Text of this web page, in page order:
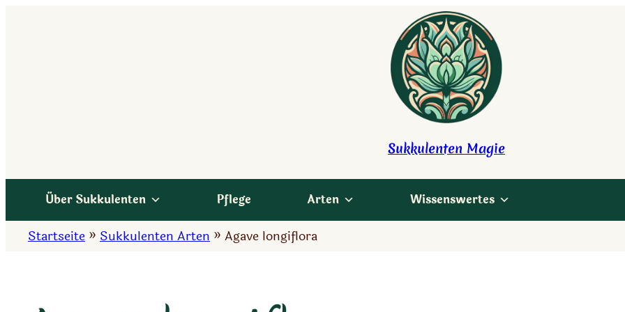
Sukkulenten Magie
Über Sukkulenten Pflege Arten Wissenswertes
Startseite » Sukkulenten Arten » Agave longiflora